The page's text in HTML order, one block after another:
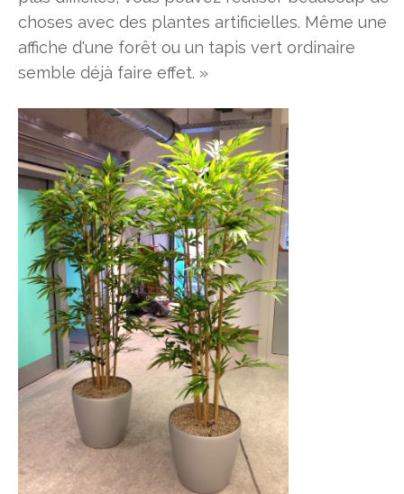
choses avec des plantes artificielles. Même une
affiche d'une forêt ou un tapis vert ordinaire
semble déjà faire effet. »